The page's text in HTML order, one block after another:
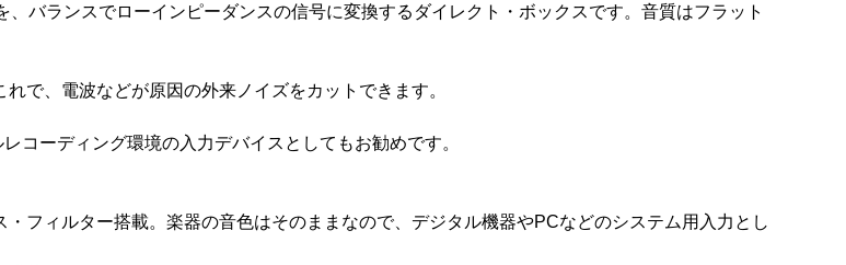
バランスでローインピーダンスの信号に変換するダイレクト・ボックスです。音質はフラット
で、電波などが原因の外来ノイズをカットできます。
コーディング環境の入力デバイスとしてもお勧めです。
フィルター搭載。楽器の音色はそのままなので、デジタル機器やPCなどのシステム用入力とし